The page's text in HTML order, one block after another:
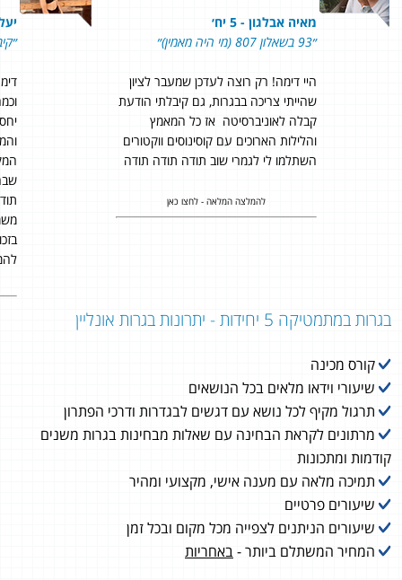
מאיה אבלגון - 5 יח׳
״93 בשאלון 807 (מי היה מאמין)״
היי דימה! רק רוצה לעדכן שמעבר לציון
שהייתי צריכה בבגרות, גם קיבלתי הודעת
קבלה לאוניברסיטה אז כל המאמץ
והלילות הארוכים עם קוסינוסים ווקטורים
השתלמו לי לגמרי שוב תודה תודה תודה
להמלצה המלאה - לחצו כאן
יעל
בגרות במתמטיקה 5 יחידות - יתרונות בגרות אונליין
קורס מכינה
שיעורי וידאו מלאים בכל הנושאים
תרגול מקיף לכל נושא עם דגשים לבגדרות ודרכי הפתרון
מרתונים לקראת הבחינה עם שאלות מבחינות בגרות משנים
קודמות ומתכונות
תמיכה מלאה עם מענה אישי, מקצועי ומהיר
שיעורים פרטיים
שיעורים הניתנים לצפייה מכל מקום ובכל זמן
המחיר המשתלם ביותר -באחריות